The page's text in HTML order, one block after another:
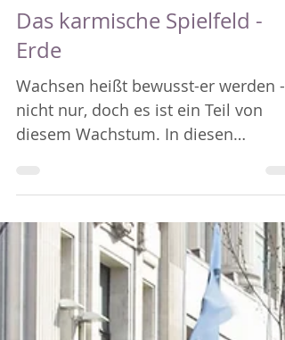
Healing Journey - Marisa
7. Mai 2020
5 Min. Lesezeit
Wachsen heißt bewusst-er werden -
nicht nur, doch es ist ein Teil von
diesem Wachstum. In diesen
Wachstumsphasen ist es ähnlich wie